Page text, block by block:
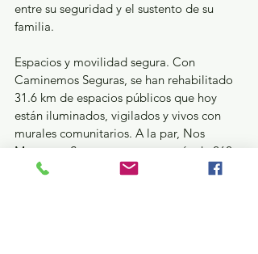
entre su seguridad y el sustento de su
familia.
Espacios y movilidad segura. Con
Caminemos Seguras, se han rehabilitado
31.6 km de espacios públicos que hoy
están iluminados, vigilados y vivos con
murales comunitarios. A la par, Nos
Movemos Seguras protege a más de 262
mil mujeres en el transporte público,